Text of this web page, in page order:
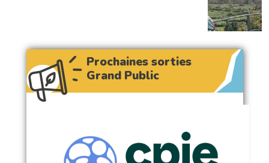
Prochaines sorties
Grand Public